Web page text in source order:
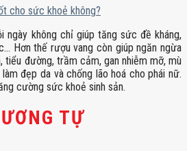
cho sức khoẻ không?
ngày không chỉ giúp tăng sức đề kháng,
Hơn thế rượu vang còn giúp ngăn ngừa
đường, trầm cảm, gan nhiễm mỡ, mù
đẹp da và chống lão hoá cho phái nữ.
cường sức khoẻ sinh sản.
TỰ